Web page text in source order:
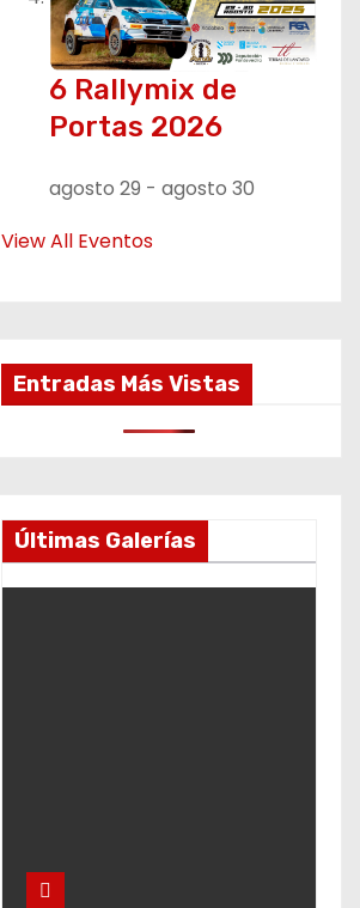
6 Rallymix de
Portas 2026
agosto 29 - agosto 30
View All Eventos
Entradas Más Vistas
Últimas Galerías